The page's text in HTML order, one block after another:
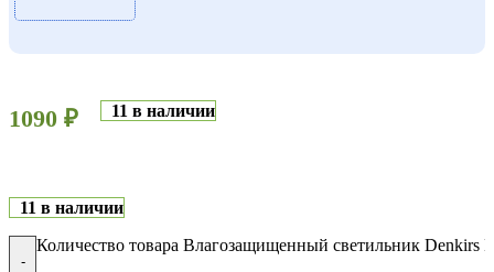
1090 ₽ 11 в наличии
11 в наличии
-
Количество товара Влагозащищенный светильник Denkirs